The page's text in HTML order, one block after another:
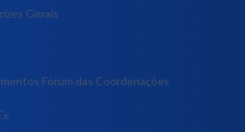
Gerais
Fórum das Coordenações